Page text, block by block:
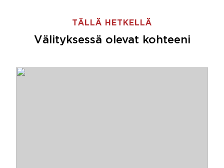
TÄLLÄ HETKELLÄ
Välityksessä olevat kohteeni